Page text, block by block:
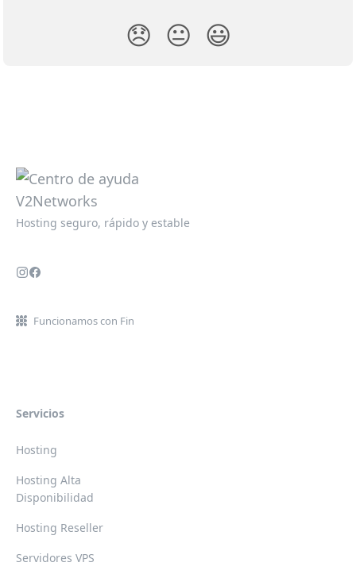
😞 😐 😃
Hosting seguro, rápido y estable
Funcionamos con Fin
Servicios
Hosting
Hosting Alta
Disponibilidad
Hosting Reseller
Servidores VPS